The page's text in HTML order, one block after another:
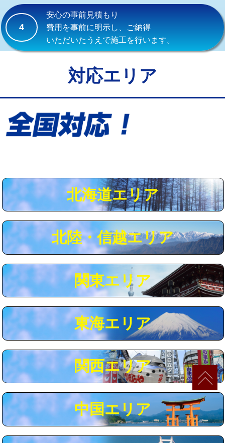
給水管工事※（ホール加工)
給水管工事※（バンド止め) 3,300円
給水管工事※（保温材使用（バンド止
5,500円
給水管工事※（土の掘削・埋め戻し作
業)
用（追加）/3ｍ超え)
給水管工事※（ライニング鋼管・銅
44,000円
給水管工事※（ライニング鋼管・銅
管・ポリ管・HT管使用/3ｍ超え)
+8,800円
マス交換（土の掘削・埋め戻し作業） 11,000円~
マス交換（深さ50㎝未満） 55,000円
マス交換（深さ50㎝以上） 66,000円
コンクリート斫り（厚さ10㎝まで） 27,500円
コンクリート斫り（厚さ10㎝超え） 38,500円
モルタル補修（厚さ10㎝まで） 27,500円
追加人工 16,500円
4
安心の事前見積もり
費用を事前に明示し、ご納得
いただいたうえで施工を行います。
対応エリア
北海道エリア
北陸・信越エリア
関東エリア
東海エリア
関西エリア
中国エリア